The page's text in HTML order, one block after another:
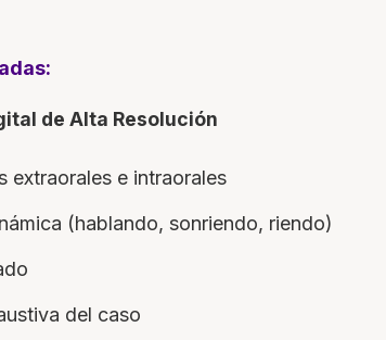
de Alta Resolución
extraorales e intraorales
(hablando, sonriendo, riendo)
del caso